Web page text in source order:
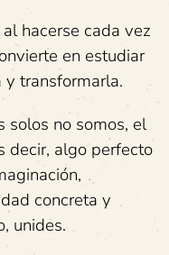
hacerse cada vez
en estudiar
transformarla.
solos no somos, el
decir, algo perfecto
concreta y
unides.